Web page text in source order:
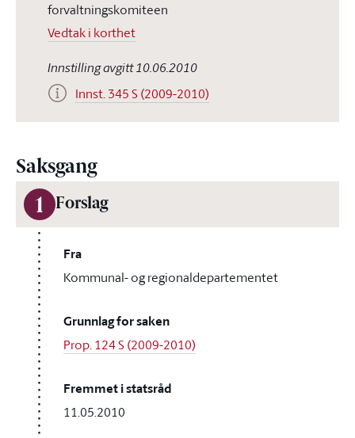
forvaltningskomiteen
Vedtak i korthet
Innstilling avgitt 10.06.2010
Innst. 345 S (2009-2010)
Saksgang
1 Forslag
Fra
Kommunal- og regionaldepartementet
Grunnlag for saken
Prop. 124 S (2009-2010)
Fremmet i statsråd
11.05.2010